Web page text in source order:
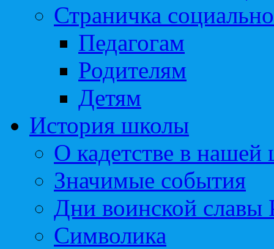
Страничка
Педагогам
Родителям
Детям
История школы
О кадетстве в нашей
Значимые события
Дни воинской славы
Символика